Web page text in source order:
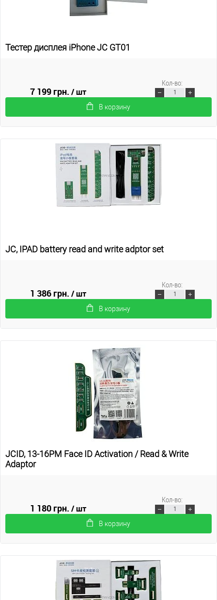
Тестер дисплея iPhone JC GT01
7 199 грн./ шт
В корзину
Кол-во:
JC, IPAD battery read and write adptor set
1 386 грн./ шт
В корзину
Кол-во:
JCID, 13-16PM Face ID Activation / Read & Write
Adaptor
1 180 грн./ шт
В корзину
Кол-во: